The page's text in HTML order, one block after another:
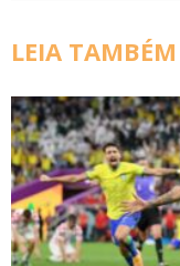
LEIA TAMBÉM